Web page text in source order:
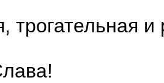
трогательная